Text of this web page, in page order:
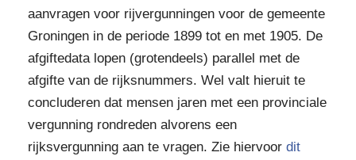
aanvragen voor rijvergunningen voor de gemeente
Groningen in de periode 1899 tot en met 1905. De
afgiftedata lopen (grotendeels) parallel met de
afgifte van de rijksnummers. Wel valt hieruit te
concluderen dat mensen jaren met een provinciale
vergunning rondreden alvorens een
rijksvergunning aan te vragen. Zie hiervoor dit